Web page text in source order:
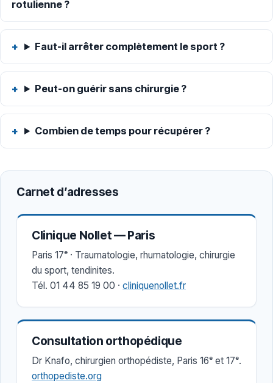
rotulienne ?
Faut-il arrêter complètement le sport ?
Peut-on guérir sans chirurgie ?
Combien de temps pour récupérer ?
Carnet d’adresses
Clinique Nollet — Paris
Paris 17ᵉ · Traumatologie, rhumatologie, chirurgie
du sport, tendinites.
Tél. 01 44 85 19 00 · cliniquenollet.fr
Consultation orthopédique
Dr Knafo, chirurgien orthopédiste, Paris 16ᵉ et 17ᵉ.
orthopediste.org